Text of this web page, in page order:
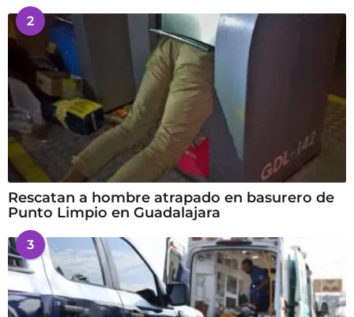
2
Rescatan a hombre atrapado en basurero de
Punto Limpio en Guadalajara
3